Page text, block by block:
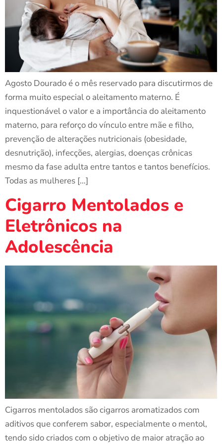
Agosto Dourado é o mês reservado para discutirmos de
forma muito especial o aleitamento materno. É
inquestionável o valor e a importância do aleitamento
materno, para reforço do vínculo entre mãe e filho,
prevenção de alterações nutricionais (obesidade,
desnutrição), infecções, alergias, doenças crônicas
mesmo da fase adulta entre tantos e tantos benefícios.
Todas as mulheres […]
Cigarro Mentolados e
Eletrônicos na
Adolescência
Cigarros mentolados são cigarros aromatizados com
aditivos que conferem sabor, especialmente o mentol,
tendo sido criados com o objetivo de maior atração ao